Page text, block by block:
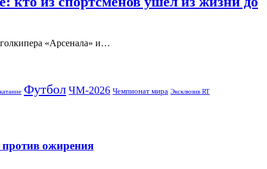
«Арсенала» и…
Футбол ЧМ-2026 Чемпионат мира Эксклюзив RT
против ожирения